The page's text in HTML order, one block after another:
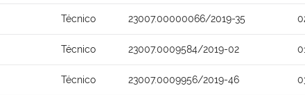
Técnico 23007.00000066/2019-35
Técnico 23007.0009584/2019-02
Técnico 23007.0009956/2019-46